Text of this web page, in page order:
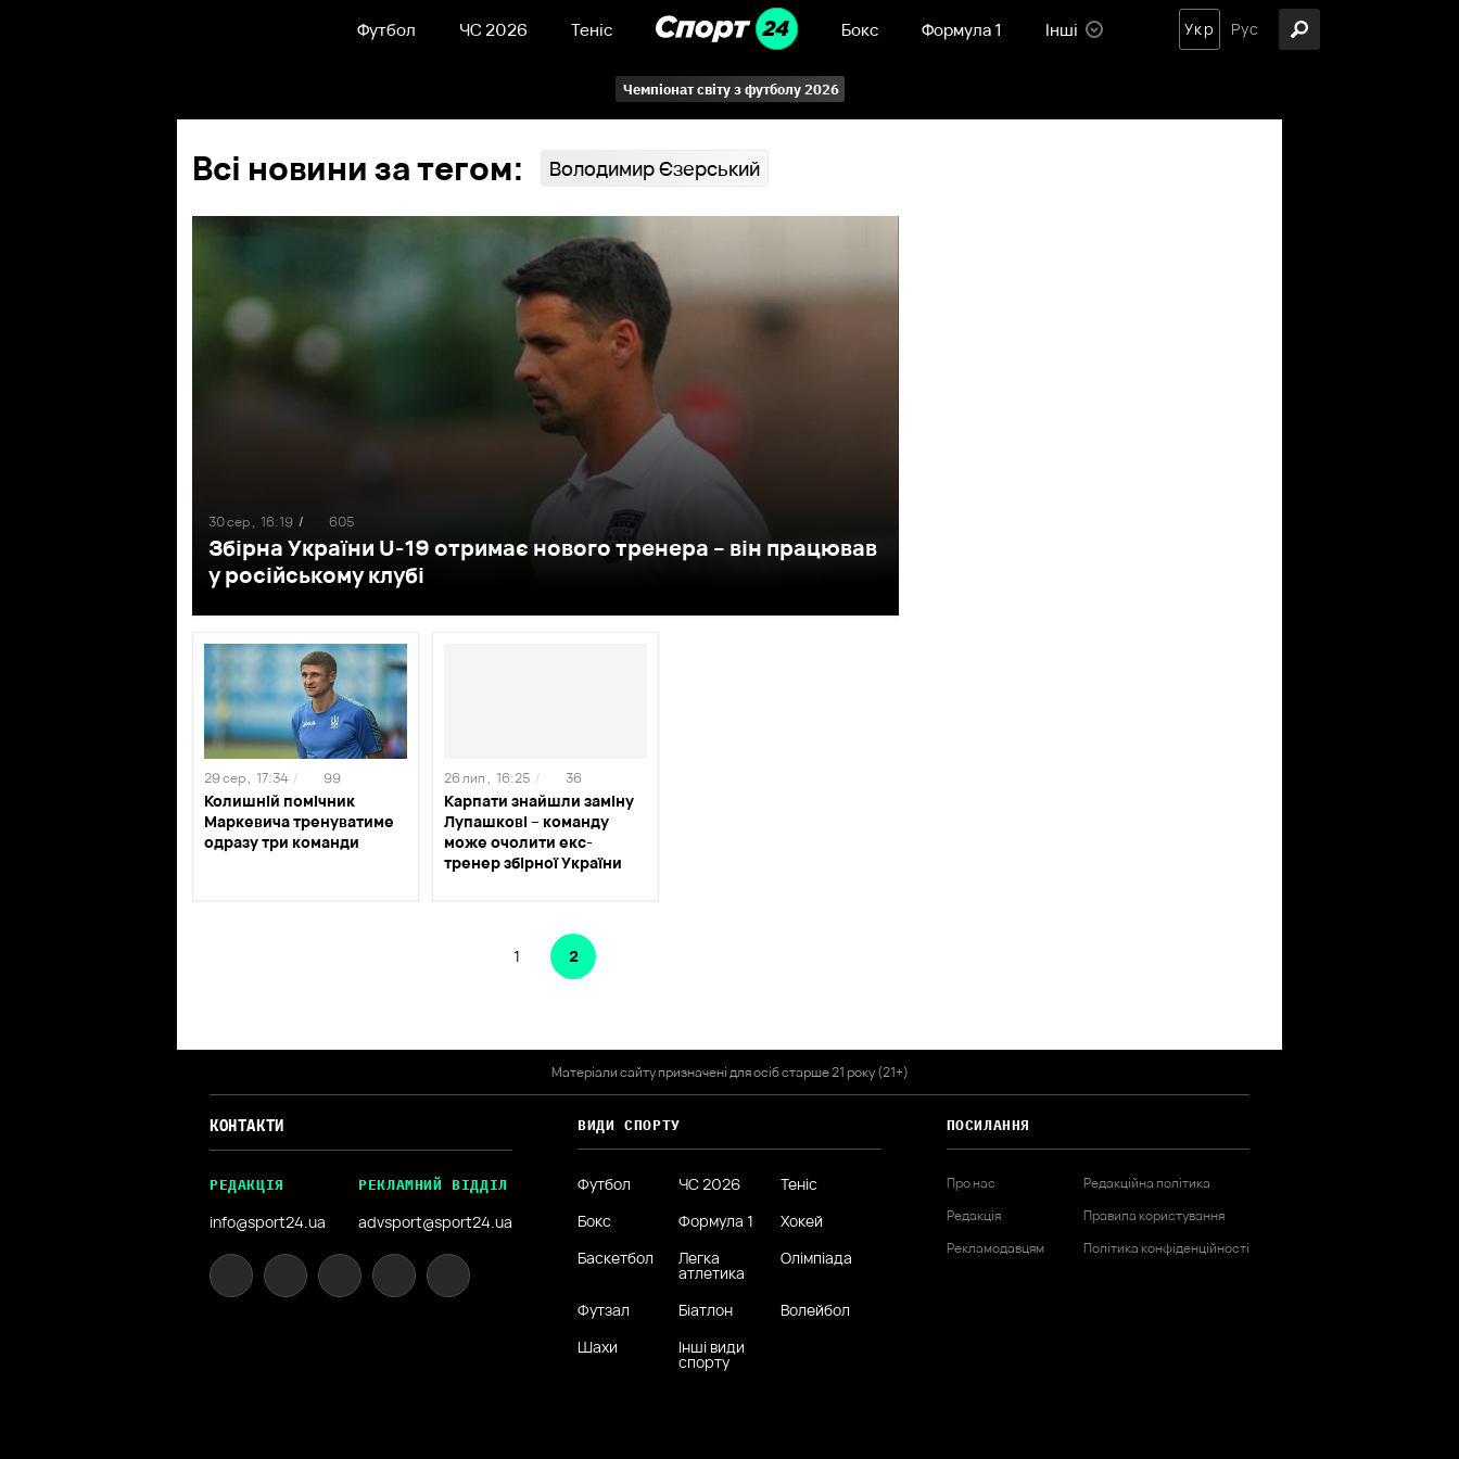
Футбол ЧС 2026 Теніс Бокс Формула 1 Інші Укр Рус
Чемпіонат світу з футболу 2026
Всі новини за тегом: Володимир Єзерський
Збірна України U-19 отримає нового тренера – він працював
у російському клубі
30 сер , 16:19 / 605
Колишній помічник
Маркевича тренуватиме
одразу три команди
29 сер , 17:34 / 99
Карпати знайшли заміну
Лупашкові – команду
може очолити екс-
тренер збірної України
26 лип , 16:25 / 36
1 2
Матеріали сайту призначені для осіб старше 21 року (21+)
КОНТАКТИ
РЕДАКЦІЯ
info@sport24.ua
РЕКЛАМНИЙ ВІДДІЛ
advsport@sport24.ua
ВИДИ СПОРТУ
Футбол ЧС 2026
Теніс
Бокс
Формула 1
Хокей
Баскетбол
Легка
атлетика
Олімпіада
Футзал Біатлон
Волейбол
Шахи
Інші види
спорту
ПОСИЛАННЯ
Про нас
Редакція
Рекламодавцям
Редакційна політика
Правила користування
Політика конфіденційності